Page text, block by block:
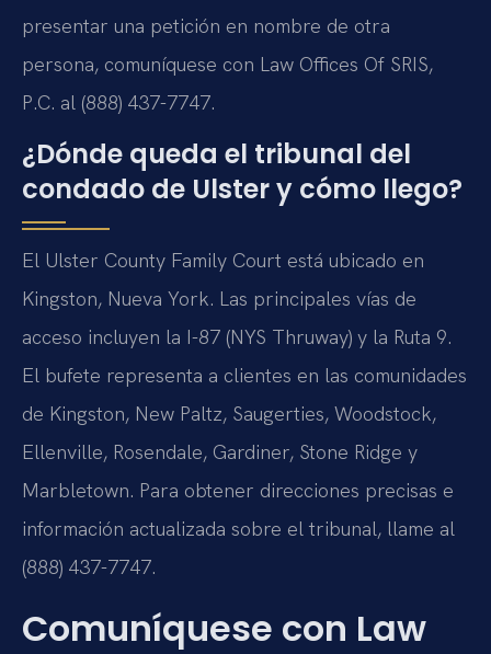
presentar una petición en nombre de otra
persona, comuníquese con Law Offices Of SRIS,
P.C. al (888) 437-7747.
¿Dónde queda el tribunal del
condado de Ulster y cómo llego?
El Ulster County Family Court está ubicado en
Kingston, Nueva York. Las principales vías de
acceso incluyen la I-87 (NYS Thruway) y la Ruta 9.
El bufete representa a clientes en las comunidades
de Kingston, New Paltz, Saugerties, Woodstock,
Ellenville, Rosendale, Gardiner, Stone Ridge y
Marbletown. Para obtener direcciones precisas e
información actualizada sobre el tribunal, llame al
(888) 437-7747.
Comuníquese con Law